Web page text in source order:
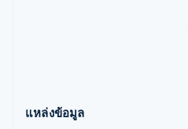
แหล่งข้อมูล